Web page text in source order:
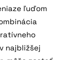
ľuďom
najbližšej